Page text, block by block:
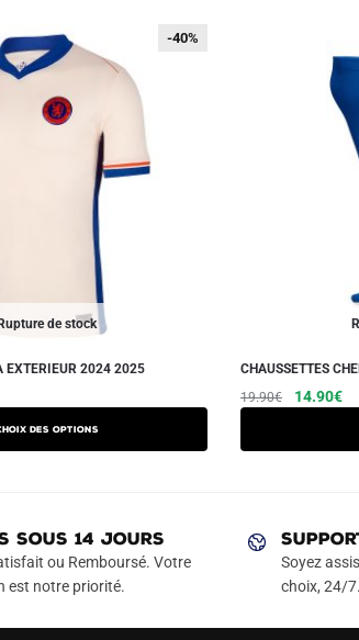
de stock
-40%
-40%
EXTERIEUR 2024 2025
des options
CHAUSSETTES
19.90€
Le
14.90€Le
SOUS 14 JOURS
ou Remboursé. Votre
est notre priorité.
Soyez
choix, 24/7.